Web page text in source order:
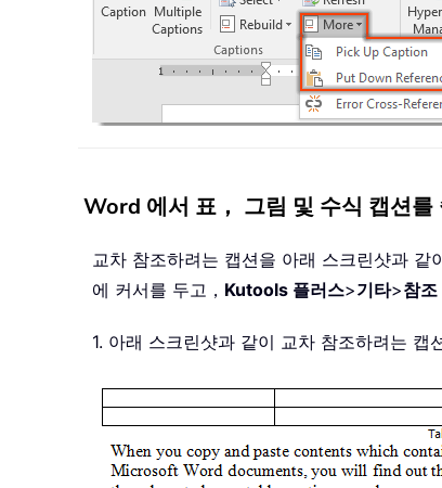
Word 에서 표， 그림 및 수식 캡션를
교차 참조하려는 캡션을 아래 스크린샷과 같
에 커서를 두고， Kutools 플러스>기타>참조
1. 아래 스크린샷과 같이 교차 참조하려는 캡